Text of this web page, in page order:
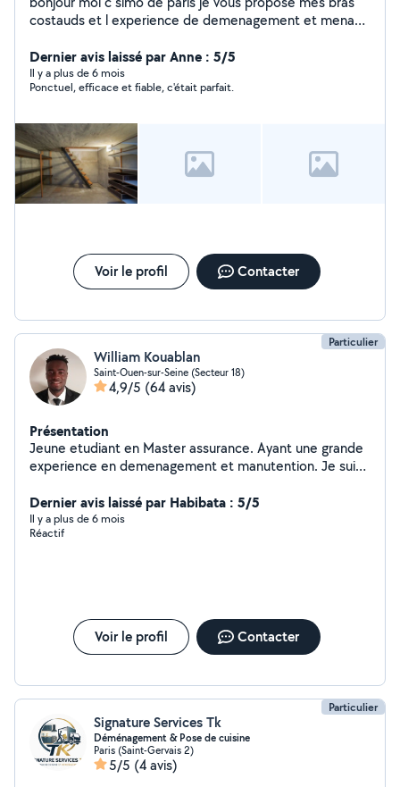
costauds et l experience de demenagement et menage
gentilles et serieux et dynamique , je vous souhaite bon
courage ? cordialemant simo
Dernier avis laissé par Anne : 5/5
Il y a plus de 6 mois
Ponctuel, efficace et fiable, c'était parfait.
Voir le profil Contacter
Particulier
William Kouablan
Saint-Ouen-sur-Seine (Secteur 18)
4,9/5 (64 avis)
Présentation
Jeune etudiant en Master assurance. Ayant une grande
experience en demenagement et manutention. Je suis
heures libres.
Dernier avis laissé par Habibata : 5/5
Il y a plus de 6 mois
Réactif
Voir le profil Contacter
Particulier
Signature Services Tk
Déménagement & Pose de cuisine
Paris (Saint-Gervais 2)
5/5 (4 avis)